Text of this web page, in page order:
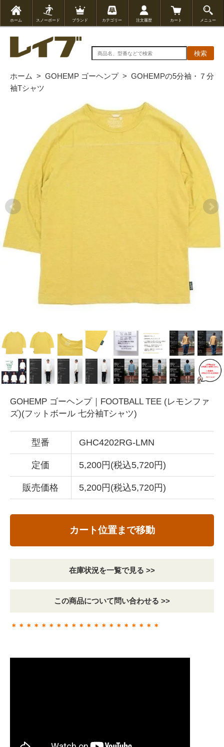
ホーム スノーボード ブランド カテゴリー 注文履歴 カート メニュー
検索
ホーム > GOHEMP ゴーヘンプ> GOHEMPの5分袖・７分
袖Tシャツ
GOHEMP ゴーヘンプ｜FOOTBALL TEE (レモンファ
ズ)(フットボール 七分袖Tシャツ)
型番 GHC4202RG-LMN
定価 5,200円(税込5,720円)
販売価格 5,200円(税込5,720円)
カート位置まで移動
在庫状況を一覧で見る >>
この商品について問い合わせる >>
＊＊＊＊＊＊＊＊＊＊＊＊＊＊＊＊＊＊＊＊